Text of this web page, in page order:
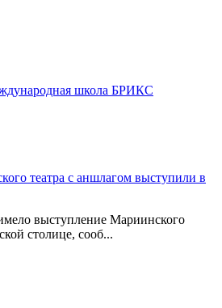
школа БРИКС
театра с аншлагом выступили в
выступление Мариинского
столице, сооб...